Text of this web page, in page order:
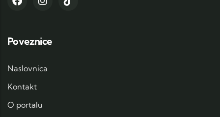
Poveznice
Naslovnica
Kontakt
O portalu